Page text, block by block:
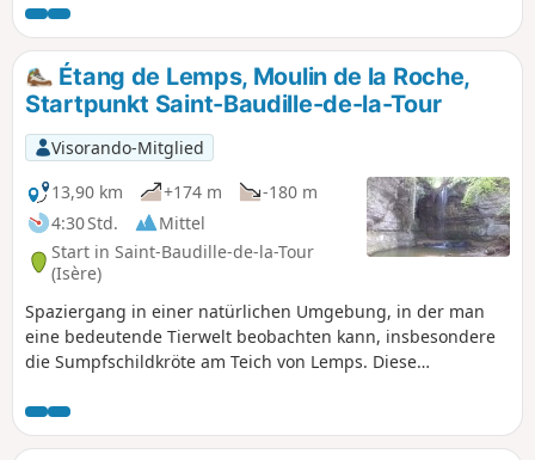
Rundweg führt am Schloss von Poizieu vorbei, dessen mit
Pechnasen versehener Turm die Landschaft dominiert.
Étang de Lemps, Moulin de la Roche,
Startpunkt Saint-Baudille-de-la-Tour
Visorando-Mitglied
13,90 km
+174 m
-180 m
4:30 Std.
Mittel
Start in Saint-Baudille-de-la-Tour
(Isère)
Spaziergang in einer natürlichen Umgebung, in der man
eine bedeutende Tierwelt beobachten kann, insbesondere
die Sumpfschildkröte am Teich von Lemps. Diese
unternommen werden. Zu dieser Zeit kann man die
schönen Herbstfarben der Sumpfzypressen am Teich von